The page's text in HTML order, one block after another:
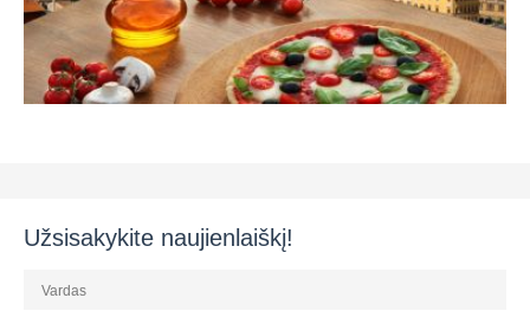
Užsisakykite naujienlaiškį!